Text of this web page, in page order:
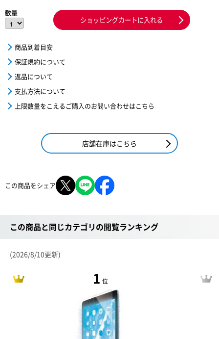
数量
ショッピングカートに入れる
商品到着目安
保証規約について
返品について
支払方法について
上限数量をこえるご購入のお問い合わせはこちら
店舗在庫はこちら
この商品をシェア
この商品と同じカテゴリの閲覧ランキング
(2026/8/10更新)
1 位